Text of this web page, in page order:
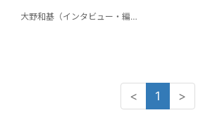
大野和基（インタビュー・編）
< 1 >